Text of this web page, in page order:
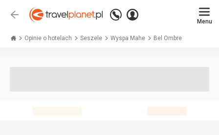
Wstecz
Zadzwoń
+48 71 771 76 55
Zaloguj
Menu
Opinie o hotelach Seszele Wyspa Mahe Bel Ombre